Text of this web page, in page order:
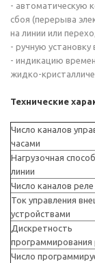
- автоматическую
сбоя (перерыва
на линии или
- ручную установку
- индикацию
жидко-
Технические
Число каналов
часами
Нагрузочная
линии
Число каналов реле
Ток управления
устройствами
Дискретность
программирования
Число